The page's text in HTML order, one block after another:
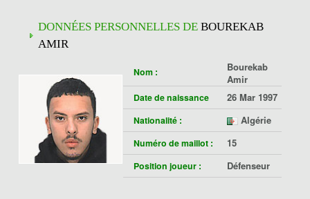
DONNÉES PERSONNELLES DE BOUREKAB
AMIR
Nom :
Bourekab
Amir
Date de naissance 26 Mar 1997
Nationalité : Algérie
Numéro de maillot : 15
Position joueur : Défenseur